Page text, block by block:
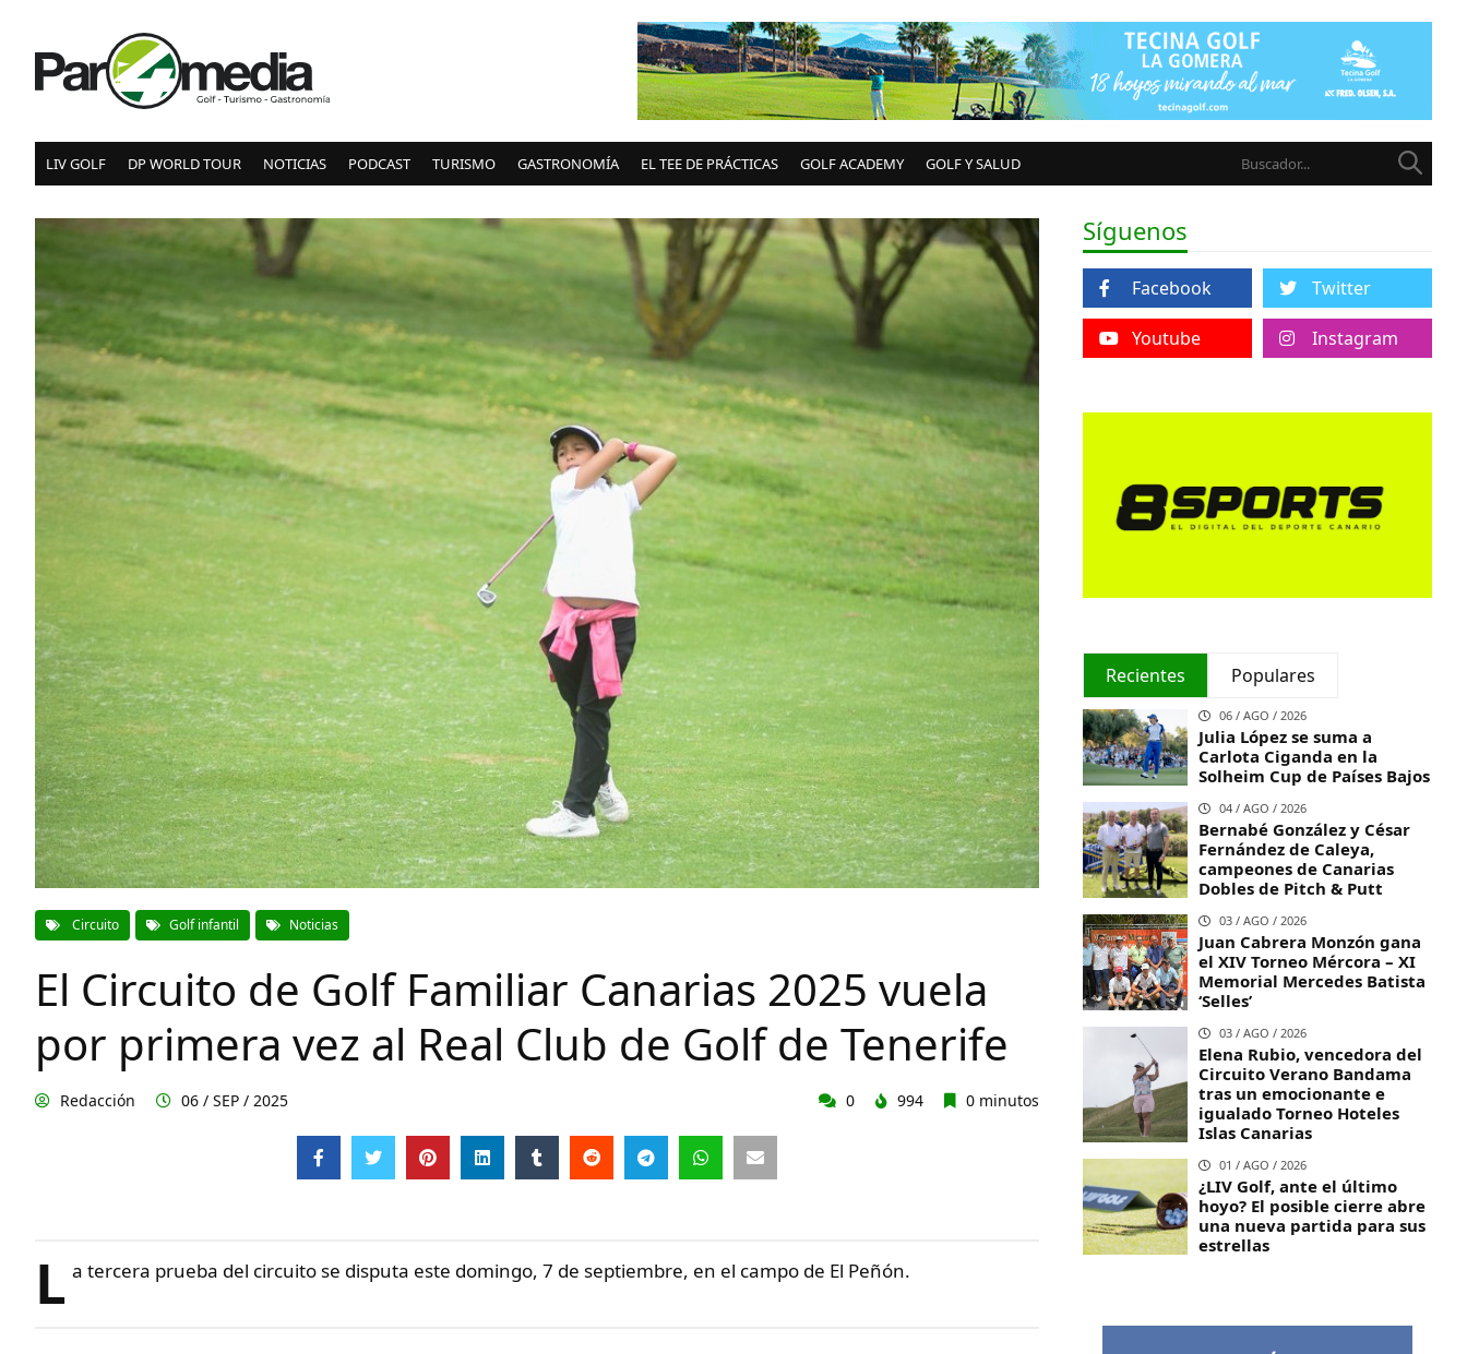
LIV GOLF DP WORLD TOUR NOTICIAS PODCAST TURISMO GASTRONOMÍA EL TEE DE PRÁCTICAS GOLF ACADEMY GOLF Y SALUD
Circuito Golf infantil Noticias
El Circuito de Golf Familiar Canarias 2025 vuela
por primera vez al Real Club de Golf de Tenerife
Redacción 06 / SEP / 2025 0 994 0 minutos
L a tercera prueba del circuito se disputa este domingo, 7 de septiembre, en el campo de El Peñón.
Síguenos
Facebook Twitter
Youtube Instagram
Recientes Populares
06 / AGO / 2026
Julia López se suma a
Carlota Ciganda en la
Solheim Cup de Países Bajos
04 / AGO / 2026
Bernabé González y César
Fernández de Caleya,
campeones de Canarias
Dobles de Pitch & Putt
03 / AGO / 2026
Juan Cabrera Monzón gana
el XIV Torneo Mércora – XI
Memorial Mercedes Batista
‘Selles’
03 / AGO / 2026
Elena Rubio, vencedora del
Circuito Verano Bandama
tras un emocionante e
igualado Torneo Hoteles
Islas Canarias
01 / AGO / 2026
¿LIV Golf, ante el último
hoyo? El posible cierre abre
una nueva partida para sus
estrellas